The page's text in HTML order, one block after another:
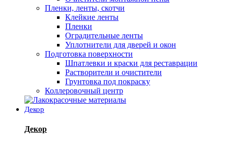
Пленки, ленты, скотчи
Клейкие ленты
Пленки
Оградительные ленты
Уплотнители для дверей и окон
Подготовка поверхности
Шпатлевки и краски для реставрации
Растворители и очистители
Грунтовка под покраску
Коллеровочный центр
Декор
Декор